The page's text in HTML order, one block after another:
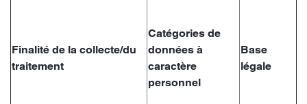
Finalité de la collecte/du
traitement
Catégories de
données à
caractère
personnel
Base
légale